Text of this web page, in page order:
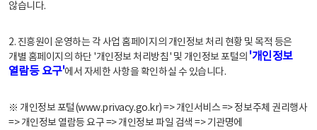
않습니다.
2. 진흥원이 운영하는 각 사업 홈페이지의 개인정보 처리 현황 및 목적 등은
개별 홈페이지의 하단 '개인정보 처리방침' 및 개인정보 포털의 '개인정보
열람등 요구'에서 자세한 사항을 확인하실 수 있습니다.
※ 개인정보 포털(www.privacy.go.kr) => 개인서비스 => 정보주체 권리행사
=> 개인정보 열람등 요구 => 개인정보 파일 검색 => 기관명에